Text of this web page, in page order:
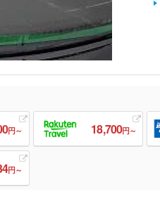
円～ 18,700円～
円～